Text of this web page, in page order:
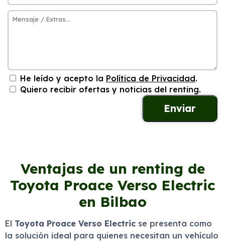
He leído y acepto la Política de Privacidad.
Quiero recibir ofertas y noticias del renting.
Ventajas de un renting de
Toyota Proace Verso Electric
en Bilbao
El Toyota Proace Verso Electric se presenta como
la solución ideal para quienes necesitan un vehículo